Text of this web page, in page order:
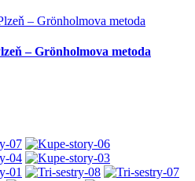
– Grönholmova metoda